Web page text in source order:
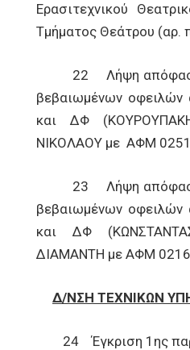
Ερασιτεχνικού
Τμήματος Θεάτρου (αρ.
22 Λήψη απόφασης
βεβαιωμένων
και ΔΦ
ΝΙΚΟΛΑΟΥ με ΑΦΜ
23 Λήψη απόφασης
βεβαιωμένων
και ΔΦ
ΔΙΑΜΑΝΤΗ με ΑΦΜ
Δ/ΝΣΗ ΤΕΧΝΙΚΩΝ
24 Έγκριση 1ης